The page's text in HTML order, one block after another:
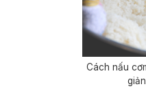
Cách nấu